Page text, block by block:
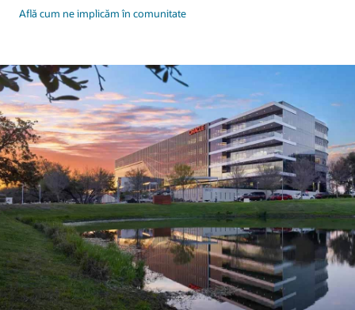
Află cum ne implicăm în comunitateşi